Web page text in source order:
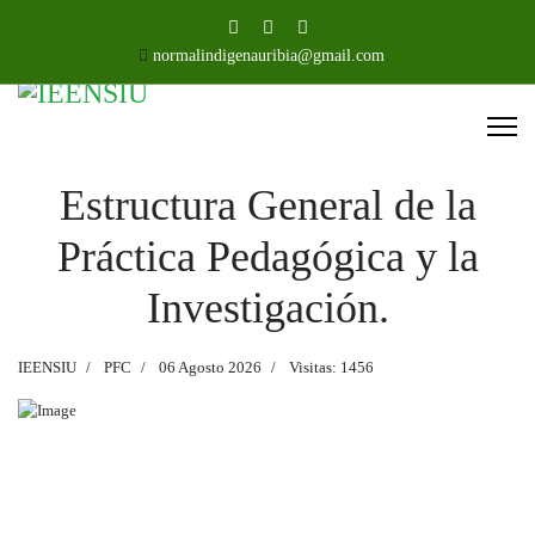
normalindigenauribia@gmail.com
Estructura General de la
Práctica Pedagógica y la
Investigación.
IEENSIU PFC 06 Agosto 2026 Visitas: 1456